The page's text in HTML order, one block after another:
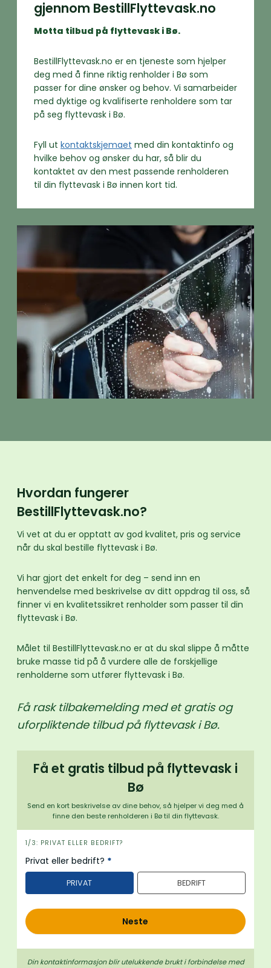
gjennom BestillFlyttevask.no
Motta tilbud på flyttevask i Bø.
BestillFlyttevask.no er en tjeneste som hjelper
deg med å finne riktig renholder i Bø som
passer for dine ønsker og behov. Vi samarbeider
med dyktige og kvalifiserte renholdere som tar
på seg flyttevask i Bø.
Fyll ut kontaktskjemaet med din kontaktinfo og
hvilke behov og ønsker du har, så blir du
kontaktet av den mest passende renholderen
til din flyttevask i Bø innen kort tid.
Hvordan fungerer
BestillFlyttevask.no?
Vi vet at du er opptatt av god kvalitet, pris og service
når du skal bestille flyttevask i Bø.
Vi har gjort det enkelt for deg – send inn en
henvendelse med beskrivelse av ditt oppdrag til oss, så
finner vi en kvalitetssikret renholder som passer til din
flyttevask i Bø.
Målet til BestillFlyttevask.no er at du skal slippe å måtte
bruke masse tid på å vurdere alle de forskjellige
renholderne som utfører flyttevask i Bø.
Få rask tilbakemelding med et gratis og
uforpliktende tilbud på flyttevask i Bø.
Få et gratis tilbud på flyttevask i
Bø
Send en kort beskrivelse av dine behov, så hjelper vi deg med å
finne den beste renholderen i Bø til din flyttevask.
i
n
n
o
d
1/3: PRIVAT ELLER BEDRIFT?
Privat eller bedrift? *
PRIVAT BEDRIFT
Neste
Din kontaktinformasjon blir utelukkende brukt i forbindelse med